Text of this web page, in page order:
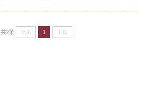
共2条 上页 1 下页